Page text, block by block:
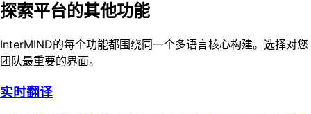
探索平台的其他功能
InterMIND的每个功能都围绕同一个多语言核心构建。选择对您
团队最重要的界面。
实时翻译